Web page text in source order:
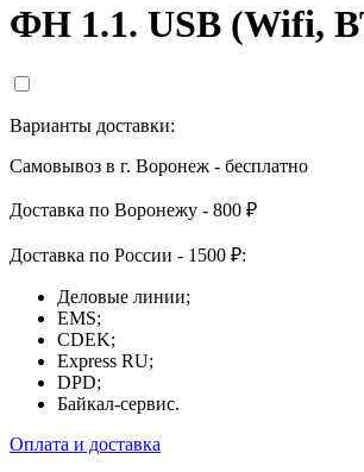
ФН 1.1. USB (Wifi,
Варианты доставки:
Самовывоз в г. Воронеж - бесплатно
Доставка по Воронежу - 800 ₽
Доставка по России - 1500 ₽:
Деловые линии;
EMS;
CDEK;
Express RU;
DPD;
Байкал-сервис.
Оплата и доставка